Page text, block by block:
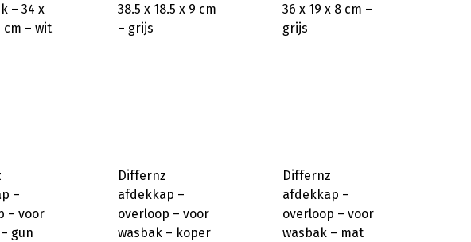
– 34 x
cm – wit
38.5 x 18.5 x 9 cm
– grijs
36 x 19 x 8 cm –
grijs
–
– voor
gun
Differnz
afdekkap –
overloop – voor
wasbak – koper
Differnz
afdekkap –
overloop – voor
wasbak – mat